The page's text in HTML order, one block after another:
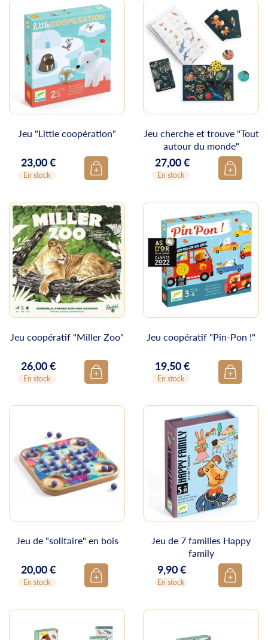
Jeu "Little coopération"
Prix
23,00 €
En stock
Jeu cherche et trouve "Tout
autour du monde"
Prix
27,00 €
En stock
Jeu coopératif "Miller Zoo"
Prix
26,00 €
En stock
Jeu coopératif "Pin-Pon !"
Prix
19,50 €
En stock
Jeu de "solitaire" en bois
Prix
20,00 €
En stock
Jeu de 7 familles Happy
family
Prix
9,90 €
En stock